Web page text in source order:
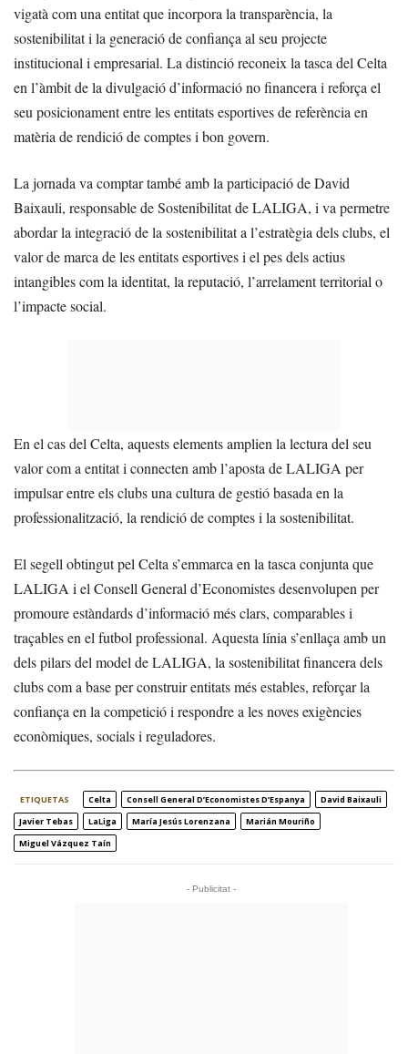
vigatà com una entitat que incorpora la transparència, la
sostenibilitat i la generació de confiança al seu projecte
institucional i empresarial. La distinció reconeix la tasca del Celta
en l’àmbit de la divulgació d’informació no financera i reforça el
seu posicionament entre les entitats esportives de referència en
matèria de rendició de comptes i bon govern.
La jornada va comptar també amb la participació de David
Baixauli, responsable de Sostenibilitat de LALIGA, i va permetre
abordar la integració de la sostenibilitat a l’estratègia dels clubs, el
valor de marca de les entitats esportives i el pes dels actius
intangibles com la identitat, la reputació, l’arrelament territorial o
l’impacte social.
En el cas del Celta, aquests elements amplien la lectura del seu
valor com a entitat i connecten amb l’aposta de LALIGA per
impulsar entre els clubs una cultura de gestió basada en la
professionalització, la rendició de comptes i la sostenibilitat.
El segell obtingut pel Celta s’emmarca en la tasca conjunta que
LALIGA i el Consell General d’Economistes desenvolupen per
promoure estàndards d’informació més clars, comparables i
traçables en el futbol professional. Aquesta línia s’enllaça amb un
dels pilars del model de LALIGA, la sostenibilitat financera dels
clubs com a base per construir entitats més estables, reforçar la
confiança en la competició i respondre a les noves exigències
econòmiques, socials i reguladores.
ETIQUETAS Celta Consell General D’Economistes D’Espanya
David Baixauli
Javier Tebas
LaLiga María Jesús Lorenzana
Marián Mouriño
Miguel Vázquez Taín
- Publicitat -